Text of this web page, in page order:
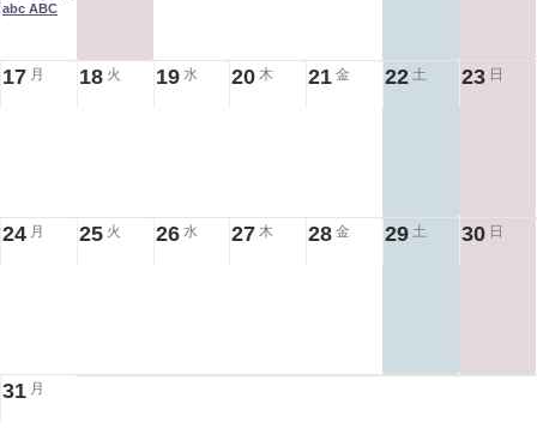
abc ABC
17 月 18 火 19 水 20 木 21 金 22 土 23 日
24 月 25 火 26 水 27 木 28 金 29 土 30 日
31 月